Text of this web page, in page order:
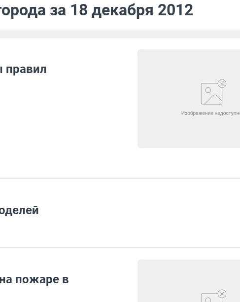
за 18 декабря 2012
правил
пожаре в